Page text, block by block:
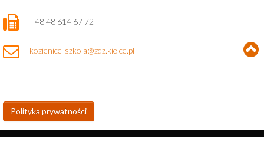
+48 48 614 67 72
kozienice-szkola@zdz.kielce.pl
Polityka prywatności